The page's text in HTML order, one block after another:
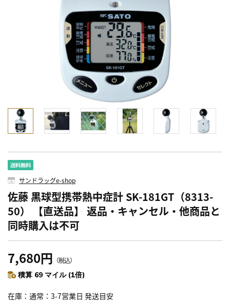
サンドラッグe-shop
佐藤 黒球型携帯熱中症計 SK-181GT（8313-
50） 【直送品】 返品・キャンセル・他商品と
同時購入は不可
7,680円 （税込）
積算 69 マイル (1倍)
在庫 通常：3-7営業日 発送目安